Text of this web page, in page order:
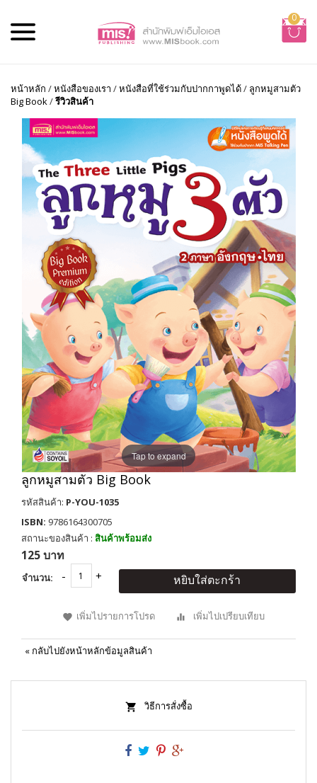
0
หน้าหลัก /หนังสือของเรา /หนังสือที่ใช้ร่วมกับปากกาพูดได้/ ลูกหมูสามตัว
Big Book/รีวิวสินค้า
Tap to expand
ลูกหมูสามตัว Big Book
รหัสสินค้า: P-YOU-1035
ISBN: 9786164300705
สถานะของสินค้า : สินค้าพร้อมส่ง
125 บาท
จำนวน: หยิบใส่ตะกร้า
เพิ่มไปรายการโปรด เพิ่มไปเปรียบเทียบ
« กลับไปยังหน้าหลักข้อมูลสินค้า
วิธีการสั่งซื้อ